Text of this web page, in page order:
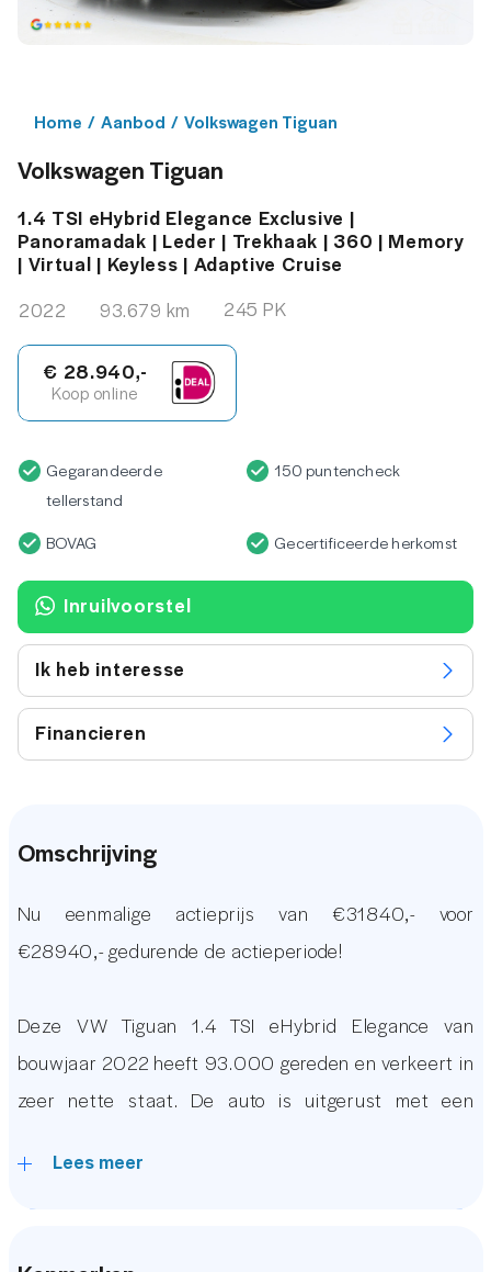
Home / Aanbod / Volkswagen Tiguan
Volkswagen Tiguan
1.4 TSI eHybrid Elegance Exclusive |
Panoramadak | Leder | Trekhaak | 360 | Memory
| Virtual | Keyless | Adaptive Cruise
2022
93.679 km 245 PK
€ 28.940,-
Koop online
Gegarandeerde
tellerstand
150 puntencheck
BOVAG Gecertificeerde herkomst
Inruilvoorstel
Ik heb interesse
Financieren
Omschrijving
Nu eenmalige actieprijs van €31840,- voor
€28940,- gedurende de actieperiode!
Deze VW Tiguan 1.4 TSI eHybrid Elegance van
bouwjaar 2022 heeft 93.000 gereden en verkeert in
zeer nette staat. De auto is uitgerust met een
Control, Lane Assist, 360 & Achteruitrijcamera, Luxe
Lederen Bekleding, Virtual Cockpit, Stoel &
Lees meer